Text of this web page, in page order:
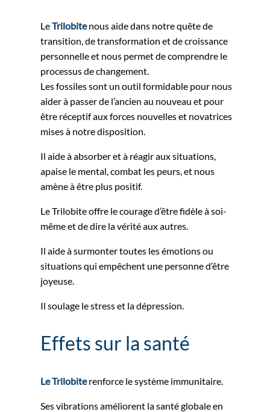
LeTrilobitenous aide dans notre quête de
transition, de transformation et de croissance
personnelle et nous permet de comprendre le
processus de changement.
Les fossiles sont un outil formidable pour nous
aider à passer de l’ancien au nouveau et pour
être réceptif aux forces nouvelles et novatrices
mises à notre disposition.
Il aide à absorber et à réagir aux situations,
apaise le mental, combat les peurs, et nous
amène à être plus positif.
Le Trilobite offre le courage d’être fidèle à soi-
même et de dire la vérité aux autres.
Il aide à surmonter toutes les émotions ou
situations qui empêchent une personne d’être
joyeuse.
Il soulage le stress et la dépression.
Effets sur la santé
Le Trilobiterenforce le système immunitaire.
Ses vibrations améliorent la santé globale en